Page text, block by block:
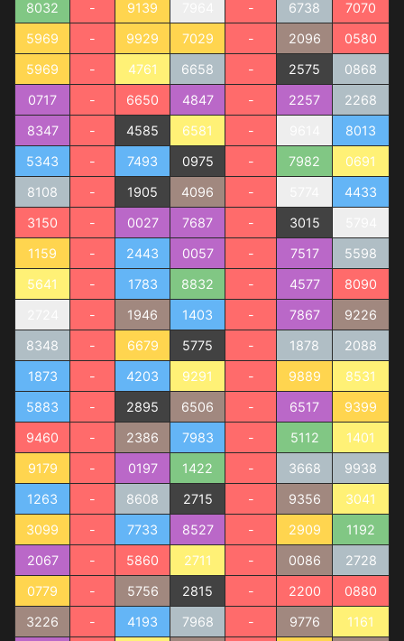
8032 - 9139 - 6738
7070
5969
- 9929 7029 - 2096
0580
5969
- 4761 6658 - 2575
0868
0717
- 6650 4847 - 2257
2268
8347
- 4585 6581 -
8013
5343
- 7493 0975 - 7982
0691
8108
- 1905 4096 -
4433
3150
- 0027 7687 - 3015
1159
- 2443 0057 - 7517
5598
5641
- 1783 8832 - 4577
8090
- 1946 1403 - 7867
9226
8348
- 6679 5775 - 1878
2088
1873
- 4203 9291 - 9889
8531
5883
- 2895 6506 - 6517
9399
9460
- 2386 7983 - 5112
1401
9179
- 0197 1422 - 3668
9938
1263
- 8608 2715 - 9356
3041
3099
- 7733 8527 - 2909
1192
2067
- 5860 2711 - 0086
2728
0779
- 5756 2815 - 2200
0880
3226
- 4193 7968 - 9776
1161